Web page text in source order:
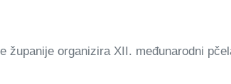
organizira XII. međunarodni